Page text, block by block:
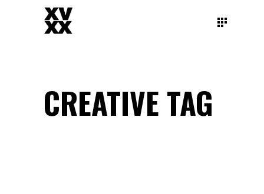
CREATIVE TAG